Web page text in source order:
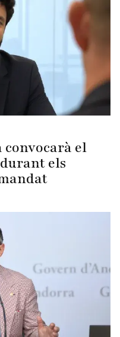
convocarà el
els